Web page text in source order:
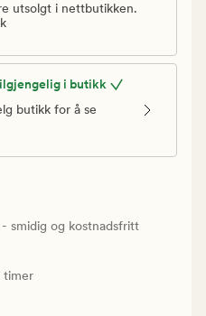
utsolgt i nettbutikken.
i butikk
butikk for å se
smidig og kostnadsfritt
timer